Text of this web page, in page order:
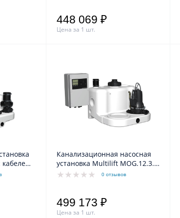
448 069 ₽
Цена за 1 шт.
кабелем
Канализационная насосная
установка Multilift MOG.12.3.2
3х400 В, 1,8/1,2 кВт, 3,1А
0 отзывов
499 173 ₽
Цена за 1 шт.